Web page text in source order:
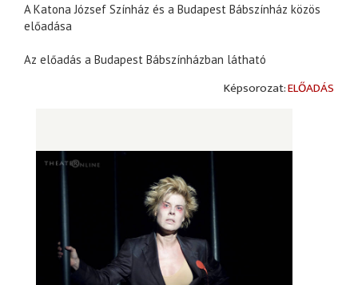
A Katona József Színház és a Budapest Bábszínház közös
előadása
Az előadás a Budapest Bábszínházban látható
ELŐADÁS